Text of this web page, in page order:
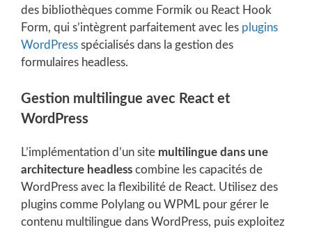
des bibliothèques comme Formik ou React Hook
Form, qui s’intègrent parfaitement avec les plugins
WordPress spécialisés dans la gestion des
formulaires headless.
Gestion multilingue avec React et
WordPress
L’implémentation d’un site multilingue dans une
architecture headless combine les capacités de
WordPress avec la flexibilité de React. Utilisez des
plugins comme Polylang ou WPML pour gérer le
contenu multilingue dans WordPress, puis exploitez